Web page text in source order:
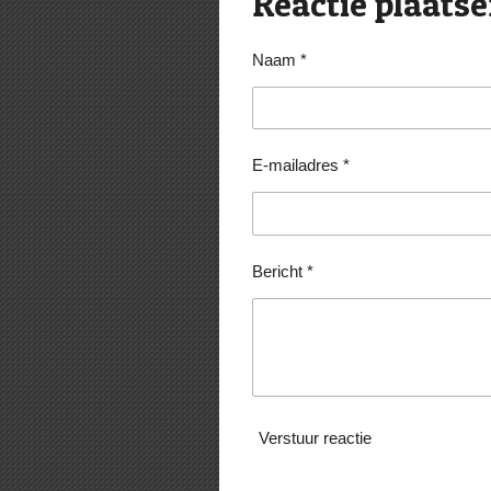
n e
Naam *
E-mailadres *
Bericht *
Verstuur reactie